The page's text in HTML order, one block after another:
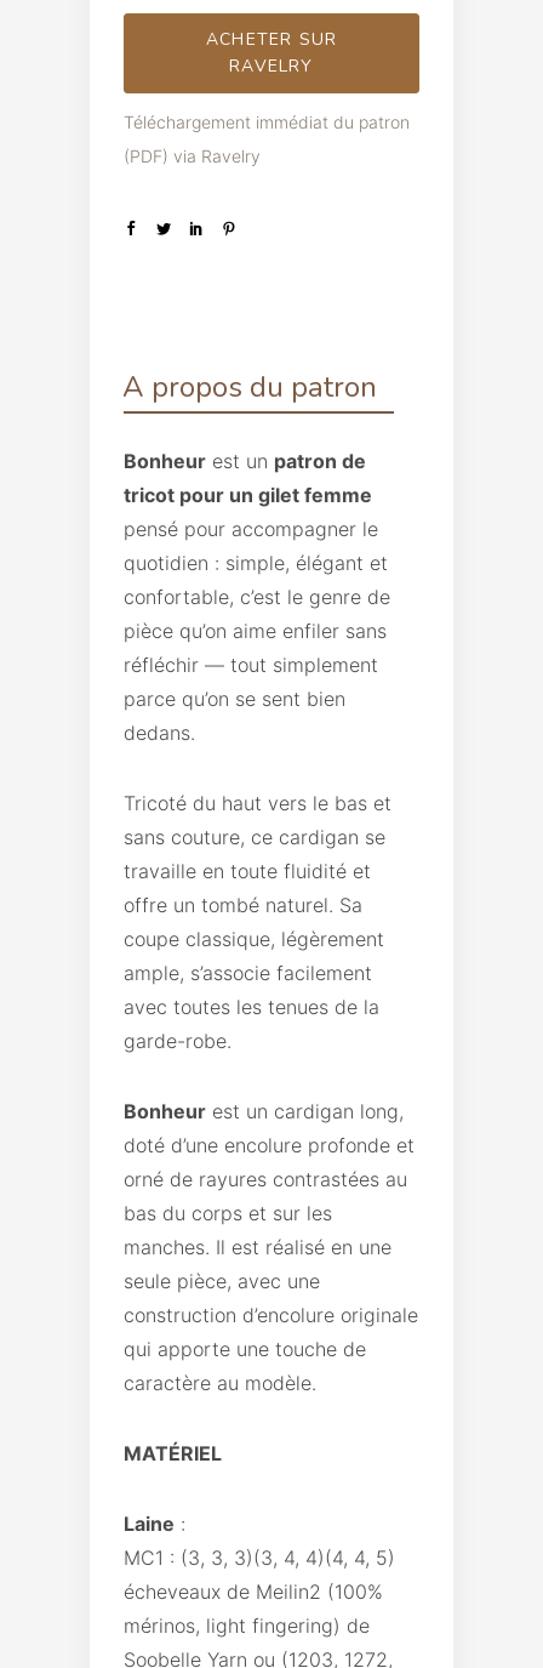
ACHETER SUR
RAVELRY
Téléchargement immédiat du patron
(PDF) via Ravelry
A propos du patron
Bonheur est un patron de
tricot pour un gilet femme
pensé pour accompagner le
quotidien : simple, élégant et
confortable, c’est le genre de
pièce qu’on aime enfiler sans
réfléchir — tout simplement
parce qu’on se sent bien
dedans.
Tricoté du haut vers le bas et
sans couture, ce cardigan se
travaille en toute fluidité et
offre un tombé naturel. Sa
coupe classique, légèrement
ample, s’associe facilement
avec toutes les tenues de la
garde-robe.
Bonheur est un cardigan long,
doté d’une encolure profonde et
orné de rayures contrastées au
bas du corps et sur les
manches. Il est réalisé en une
seule pièce, avec une
construction d’encolure originale
qui apporte une touche de
caractère au modèle.
MATÉRIEL
Laine :
MC1 : (3, 3, 3)(3, 4, 4)(4, 4, 5)
écheveaux de Meilin2 (100%
mérinos, light fingering) de
Soobelle Yarn ou (1203, 1272,